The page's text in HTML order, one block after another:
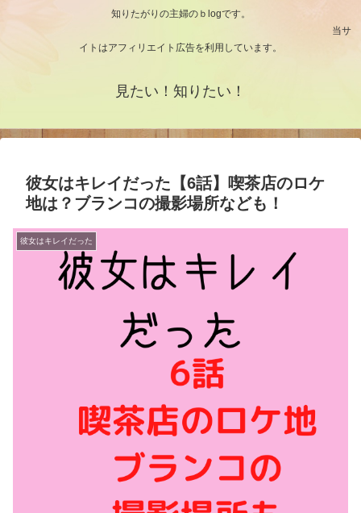
知りたがりの主婦のｂlogです。
当サ
イトはアフィリエイト広告を利用しています。
見たい！知りたい！
彼女はキレイだった【6話】喫茶店のロケ
地は？ブランコの撮影場所なども！
彼女はキレイだった